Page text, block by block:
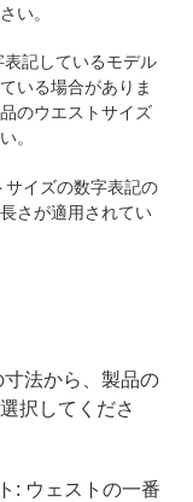
い。
記しているモデル
いる場合がありま
のウエストサイズ
。
イズの数字表記の
さが適用されてい
寸法から、製品の
択してくださ
: ウェストの一番